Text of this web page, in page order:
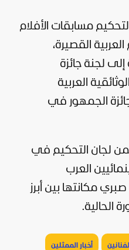
أيضًا لجانًا لتحكيم مسابقات الأفلام
العربية القصيرة،
إلى لجنة جائزة
العربية
الجمهور في
لجان التحكيم في
العرب
مكانتها بين أبرز
الحالية.
أخبار الممثلين